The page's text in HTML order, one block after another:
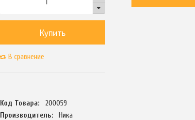
Купить
В сравнение
Код Товара:
200059
Производитель:
Ника